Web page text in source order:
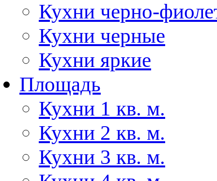
Кухни черно-
Кухни черные
Кухни яркие
Площадь
Кухни 1 кв. м.
Кухни 2 кв. м.
Кухни 3 кв. м.